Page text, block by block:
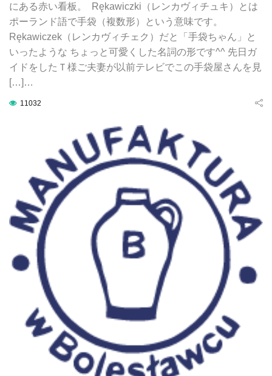
にある赤い看板。 Rękawiczki（レンカヴィチュキ）とは
ポーランド語で手袋（複数形）という意味です。
Rękawiczek（レンカヴィチェク）だと「手袋ちゃん」と
いったような ちょっと可愛くした名詞の形です^^ 先日ガ
イドをしたＴ様ご夫妻が以前テレビでこの手袋屋さんを見
[…]…
11032